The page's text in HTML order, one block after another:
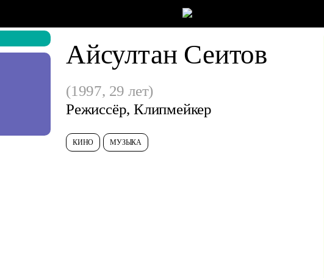
Айсултан Сеитов
(1997, 29 лет)
Режиссёр, Клипмейкер
КИНО МУЗЫКА